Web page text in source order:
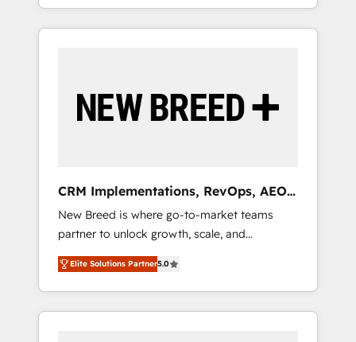
HubSpotアワード受賞・HUGリーダー ✓
AI活用に関するご相談、現状整理の壁打ちな
ど、構想段階からお気軽にお問い合わせくださ
Five-Star Reviews
divisions Globalia (AI & Software) and Point
Success Media (Paid Media), making this the
by Globalia’s technical development team. -
19 HubSpot-certified trainers to drive
deployment of Breeze AI and custom agents
to automate growth. 🏆 Elite Excellence - 8
platform accreditations and deep HIPAA-
compliance expertise. - A team of 250+
experts dedicated to your resilient growth.
CRM Implementations, RevOps, AEO
+ Web, Demand Gen
New Breed is where go-to-market teams
partner to unlock growth, scale, and
transformation. We help companies activate
HubSpot’s AI-powered customer platform
and operationalize HubSpot’s Loop
Marketing framework through expert-led
Elite Solutions Partner5.0